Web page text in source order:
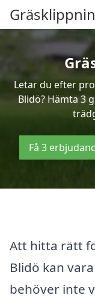
Letar du efter
Blidö? Hämta 3
Få 3
Att hitta rätt
Blidö kan
behöver inte